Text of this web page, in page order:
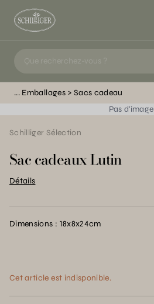
Emballages
Sacs cadeau
Pas d'image
Schilliger Sélection
Sac cadeaux Lutin
Détails
Dimensions : 18x8x24cm
Cet article est indisponible.